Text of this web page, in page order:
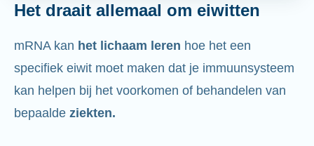
Het draait allemaal om eiwitten
mRNA kan het lichaam leren hoe het een
specifiek eiwit moet maken dat je immuunsysteem
kan helpen bij het voorkomen of behandelen van
bepaalde ziekten.